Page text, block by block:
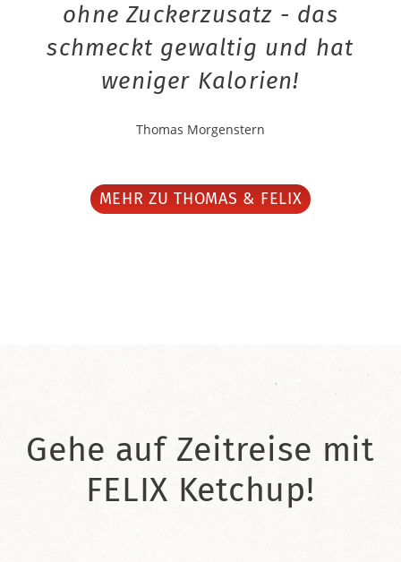
ohne Zuckerzusatz - das
schmeckt gewaltig und hat
weniger Kalorien!
Thomas Morgenstern
MEHR ZU THOMAS & FELIX
Gehe auf Zeitreise mit
FELIX Ketchup!